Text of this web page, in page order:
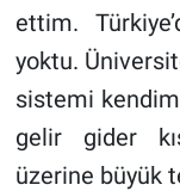
ettim.
yoktu.
sistemi
gelir gider
üzerine büyük